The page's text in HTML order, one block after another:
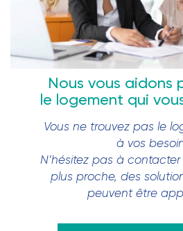
Nous vous aidons
le logement qui
Vous ne trouvez pas le
à vos
N’hésitez pas à
plus proche, des
peuvent être